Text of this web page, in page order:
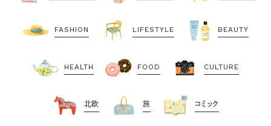
FASHION LIFESTYLE BEAUTY
HEALTH FOOD CULTURE
北欧 旅 コミック